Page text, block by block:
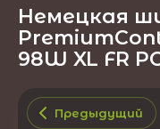
Немецкая
98W XL FR
Предыдущий